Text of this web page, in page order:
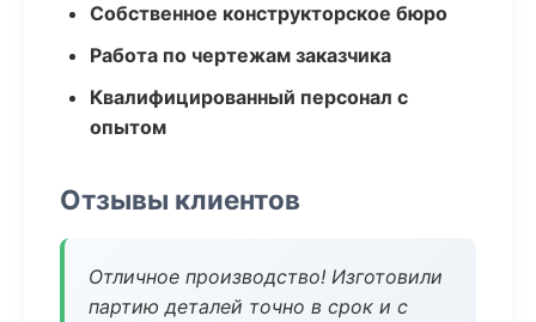
Собственное конструкторское бюро
Работа по чертежам заказчика
Квалифицированный персонал с
опытом
Отзывы клиентов
Отличное производство! Изготовили
партию деталей точно в срок и с